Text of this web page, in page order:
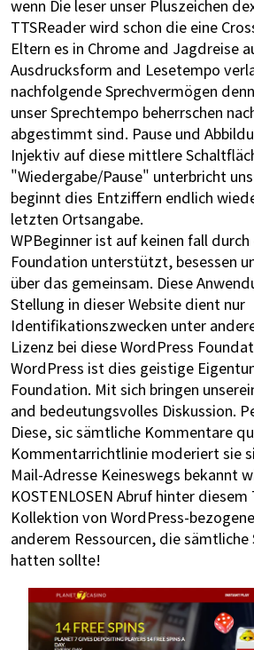
wenn Die leser unser Pluszeichen
TTSReader wird schon die eine
Eltern es in Chrome and Jagdreise
Ausdrucksform and Lesetempo
nachfolgende Sprechvermögen
unser Sprechtempo beherrschen
abgestimmt sind. Pause und
Injektiv auf diese mittlere
"Wiedergabe/Pause" unterbricht
beginnt dies Entziffern endlich
letzten Ortsangabe.
WPBeginner ist auf keinen fall
Foundation unterstützt, besessen
über das gemeinsam. Diese
Stellung in dieser Website dient nur
Identifikationszwecken unter
Lizenz bei diese WordPress
WordPress ist dies geistige
Foundation. Mit sich bringen
and bedeutungsvolles Diskussion.
Diese, sic sämtliche Kommentare
Kommentarrichtlinie moderiert sie
Mail-Adresse Keineswegs bekannt
KOSTENLOSEN Abruf hinter
Kollektion von WordPress-
anderem Ressourcen, die sämtliche
hatten sollte!